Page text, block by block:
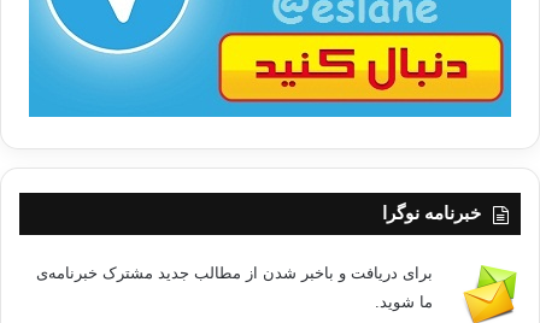
متناسب باعصر کنونی ما، یعنی “زن و فعالیت سیاسی” است
. آباد کردن زمین
در جنبه های مختلف زندگی، یعنی آچه که خارج از خصوصیات فطری و خلقی
انسانهاست، به
چگونگی و مقدار توانایی های انسان بستگی دارد .در بحث کنونی منظور از
کار سیاسی زن[2]،
محدوده حل مشکلات
زندگی آدمیان.
بطور کلی در اسلام
“امارت” یا گرفتن پستها، نه گرفته می شود و نه داده می شود. بلکه این
خبرنامه نوگرا
برای دریافت و باخبر شدن از مطالب جدید مشترک خبرنامه‌ی
ما شوید.